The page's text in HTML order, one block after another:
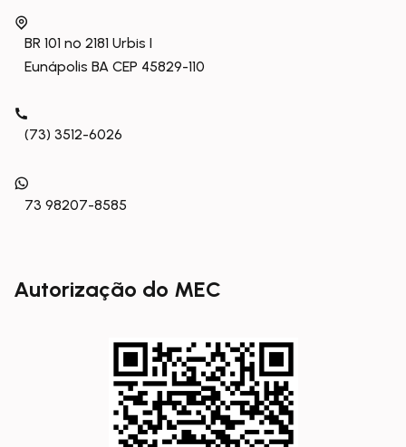
BR 101 nº 2181 Urbis I
Eunápolis BA CEP 45829-110
(73) 3512-6026
73 98207-8585
Autorização do MEC